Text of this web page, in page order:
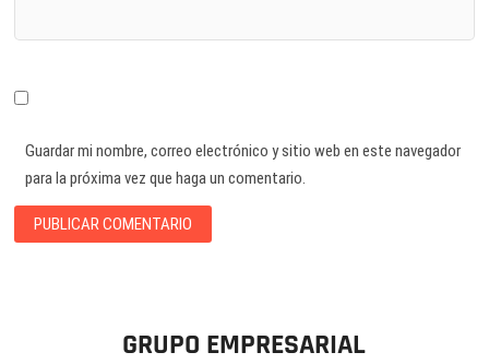
Guardar mi nombre, correo electrónico y sitio web en este navegador
para la próxima vez que haga un comentario.
GRUPO EMPRESARIAL